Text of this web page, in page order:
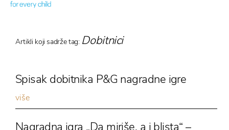
Artikli koji sadrže tag: Dobitnici
Spisak dobitnika P&G nagradne igre
više
Nagradna igra „Da miriše, a i blista“ –